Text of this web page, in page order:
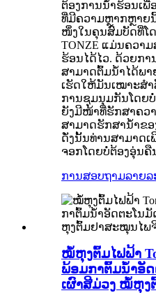
ຕ້ອງການນ້ຳຮ້ອນເພື່
ທີ່ມີຄວາມຫຼາກຫຼາຍ
ໜຶ່ງໃນຄຸນສົມບັດທີ່ໂ
TONZE ແມ່ນຄວາ
ຮ້ອນໄດ້ໄວ. ດ້ວຍກ
ສາມາດຕົ້ມນ້ຳໄດ້ພາ
ເຮັດໃຫ້ມັນເໝາະສ
ການຊຸມນຸມກັນໂດຍ
ຍັງມີໜ້າທີ່ຮັກສາຄວ
ສາມາດຮັກສານ້ຳຂ
ດັ່ງນັ້ນທ່ານສາມາດເ
ຈອກໂດຍບໍ່ຕ້ອງອຸ່ນຄື
ການສອບຖາມລາຍລ
ໝໍ້ຫຸງຕົ້ມໄຟຟ້າ
ພ້ອມກາຕົ້ມນ້ຳອັ
ເຜົາສີມ່ວງ ໝໍ້ຫຸ